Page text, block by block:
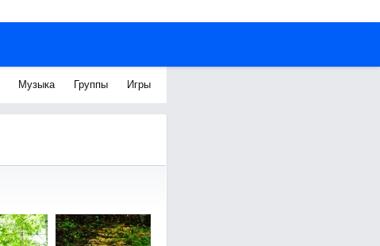
Музыка Группы Игры